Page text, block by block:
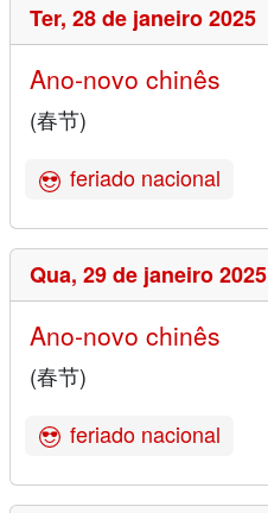
Ter, 28 de janeiro 2025
Ano-novo chinês
(春节)
feriado nacional
Qua, 29 de janeiro 2025
Ano-novo chinês
(春节)
feriado nacional